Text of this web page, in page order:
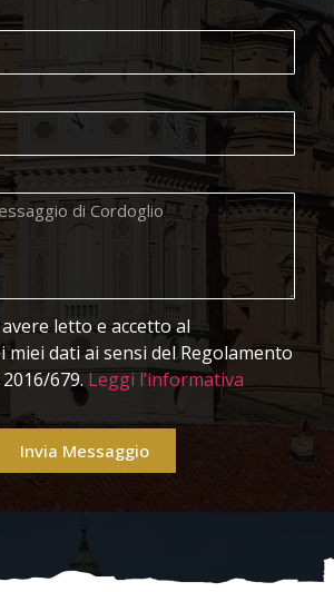
letto e accetto al
dati ai sensi del Regolamento
2016/679.Leggi l’informativa
Invia Messaggio